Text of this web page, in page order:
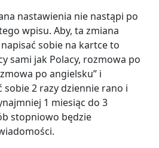
nastawienia nie nastąpi po
wpisu. Aby, ta zmiana
sobie na kartce to
sami jak Polacy, rozmowa po
po angielsku” i
2 razy dziennie rano i
1 miesiąc do 3
stopniowo będzie